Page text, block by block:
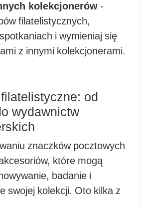
kolekcjonerów -
filatelistycznych,
i wymieniaj się
z innymi kolekcjonerami.
od
wydawnictw
znaczków pocztowych
które mogą
badanie i
swojej kolekcji. Oto kilka z